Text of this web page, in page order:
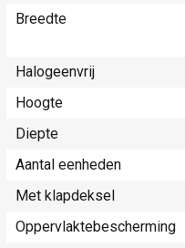
Breedte
Halogeenvrij
Hoogte
Diepte
Aantal eenheden
Met klapdeksel
Oppervlaktebescherming